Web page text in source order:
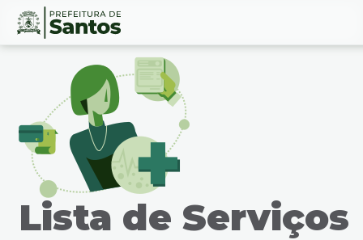
Ir
Conteúdo
Lista de Serviços